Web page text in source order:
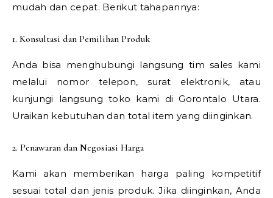
mudah dan cepat. Berikut tahapannya:
1. Konsultasi dan Pemilihan Produk
Anda bisa menghubungi langsung tim sales kami
melalui nomor telepon, surat elektronik, atau
kunjungi langsung toko kami di Gorontalo Utara.
Uraikan kebutuhan dan total item yang diinginkan.
2. Penawaran dan Negosiasi Harga
Kami akan memberikan harga paling kompetitif
sesuai total dan jenis produk. Jika diinginkan, Anda